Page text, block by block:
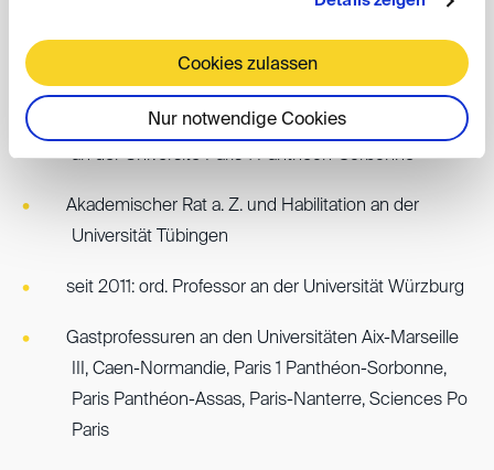
Cookies zulassen
Nur notwendige Cookies
Promotion an der Universität Tübingen
Universitätsdozent (Maître de conférences associé)
an der Université Paris 1 Panthéon-Sorbonne
Akademischer Rat a. Z. und Habilitation an der
Universität Tübingen
seit 2011: ord. Professor an der Universität Würzburg
Gastprofessuren an den Universitäten Aix-Marseille
III, Caen-Normandie, Paris 1 Panthéon-Sorbonne,
Paris Panthéon-Assas, Paris-Nanterre, Sciences Po
Paris